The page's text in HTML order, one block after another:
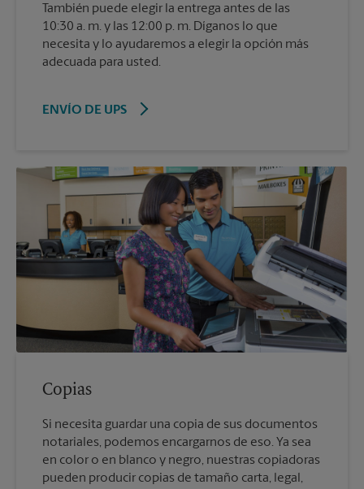
También puede elegir la entrega antes de las
10:30 a. m. y las 12:00 p. m. Díganos lo que
necesita y lo ayudaremos a elegir la opción más
adecuada para usted.
ENVÍO DE UPS
Copias
Si necesita guardar una copia de sus documentos
notariales, podemos encargarnos de eso. Ya sea
en color o en blanco y negro, nuestras copiadoras
pueden producir copias de tamaño carta, legal,